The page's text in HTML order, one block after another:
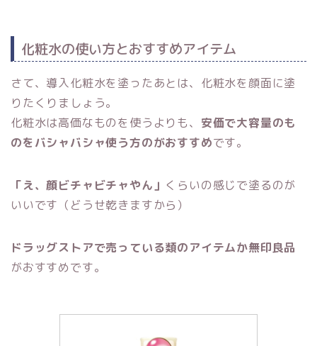
化粧水の使い方とおすすめアイテム
さて、導入化粧水を塗ったあとは、化粧水を顔面に塗
りたくりましょう。
化粧水は高価なものを使うよりも、 安価で大容量のも
のをバシャバシャ使う方のがおすすめです。
「え、顔ビチャビチャやん」 くらいの感じで塗るのが
いいです（どうせ乾きますから）
ドラッグストアで売っている類のアイテムか無印良品
がおすすめです。